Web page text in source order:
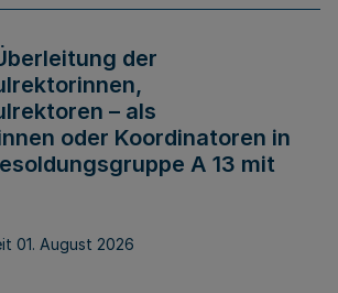
der
– als
oder Koordinatoren in
A 13 mit
01. August 2026